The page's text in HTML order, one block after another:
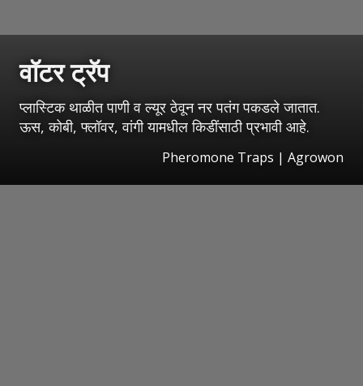
वॉटर ट्रॅप
प्लास्टिक थाळीत पाणी व ल्यूर ठेवून नर पतंग पकडले जातात.
ऊस, कोबी, फ्लॉवर, वांगी यामधील किडींसाठी प्रभावी आहे.
Pheromone Traps | Agrowon